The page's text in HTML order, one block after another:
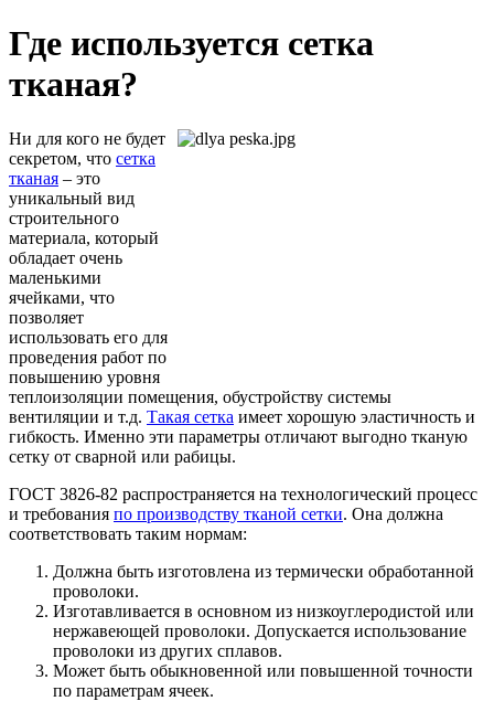
Где используется сетка
тканая?
Ни для кого не будет
секретом, что сетка
тканая – это
уникальный вид
строительного
материала, который
обладает очень
маленькими
ячейками, что
позволяет
использовать его для
проведения работ по
повышению уровня
теплоизоляции помещения, обустройству системы
вентиляции и т.д. Такая сетка имеет хорошую эластичность и
гибкость. Именно эти параметры отличают выгодно тканую
сетку от сварной или рабицы.
ГОСТ 3826-82 распространяется на технологический процесс
и требования по производству тканой сетки. Она должна
соответствовать таким нормам:
Должна быть изготовлена из термически обработанной
проволоки.
Изготавливается в основном из низкоуглеродистой или
нержавеющей проволоки. Допускается использование
проволоки из других сплавов.
Может быть обыкновенной или повышенной точности
по параметрам ячеек.